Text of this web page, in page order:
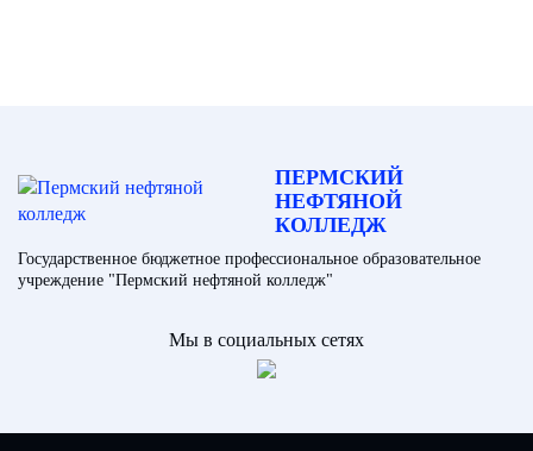
ПЕРМСКИЙ
НЕФТЯНОЙ
КОЛЛЕДЖ
Государственное бюджетное профессиональное образовательное
учреждение "Пермский нефтяной колледж"
Мы в социальных сетях